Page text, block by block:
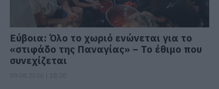
Εύβοια: Όλο το χωριό ενώνεται για το
«στιφάδο της Παναγίας» – Το έθιμο που
συνεχίζεται